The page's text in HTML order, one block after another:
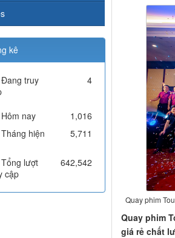
Quay phim
Quay phim
giá rẻ chất
kê
Đang truy
4
Hôm nay
1,016
Tháng hiện
5,711
Tổng lượt
cập
642,542